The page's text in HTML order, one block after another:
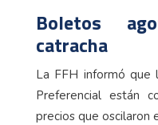
Boletos
catracha
La FFH informó que
Preferencial están
precios que oscilaron